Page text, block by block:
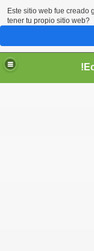
Este sitio web fue creado
tener tu propio sitio web?